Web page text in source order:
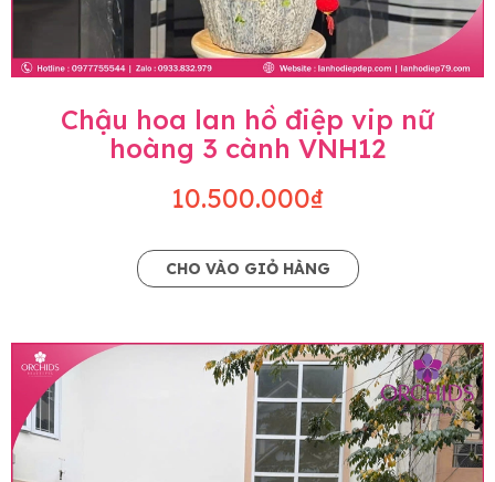
Chậu hoa lan hồ điệp vip nữ
hoàng 3 cành VNH12
10.500.000₫
CHO VÀO GIỎ HÀNG